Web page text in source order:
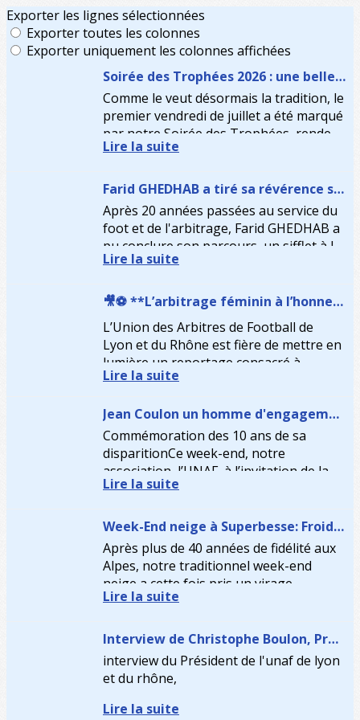
Exporter les lignes sélectionnées
Exporter toutes les colonnes
Exporter uniquement les colonnes affichées
Soirée des Trophées 2026 : une belle célébration de l'arbitrage rhodanien
Comme le veut désormais la tradition, le
premier vendredi de juillet a été marqué
par notre Soirée des Trophées, rendez-
vous incontournable de la fin de saison
Lire la suite
Farid GHEDHAB a tiré sa révérence sur les terrains
Après 20 années passées au service du
foot et de l'arbitrage, Farid GHEDHAB a
pu conclure son parcours, un sifflet à la
main, entouré des siens et de ses amis.
Lire la suite
🎥⚽ **L’arbitrage féminin à l’honneur !**
L’Union des Arbitres de Football de
Lyon et du Rhône est fière de mettre en
lumière un reportage consacré à
l’arbitrage féminin, réalisé à l’occasion
Lire la suite
Jean Coulon un homme d'engagement et de transmission.
Commémoration des 10 ans de sa
disparitionCe week-end, notre
association, l’UNAF, à l’invitation de la
section départementale Haute-Savoie –
Lire la suite
Week-End neige à Superbesse: Froid dehors, chaud dedans !
Après plus de 40 années de fidélité aux
Alpes, notre traditionnel week-end
neige a cette fois pris un virage
audacieux, direction l’Auvergne et la
Lire la suite
Interview de Christophe Boulon, Président Unaf de Lyon et du Rhône
interview du Président de l'unaf de lyon
et du rhône,
Lire la suite